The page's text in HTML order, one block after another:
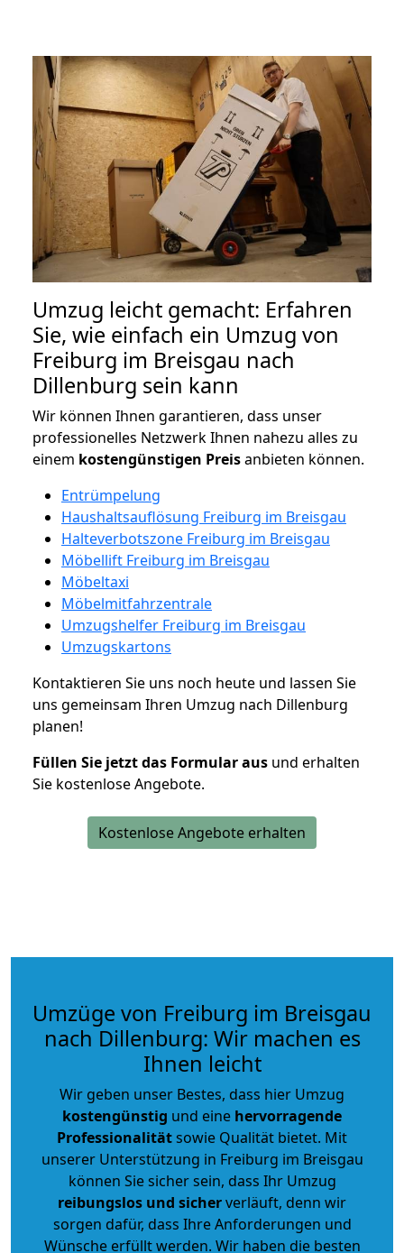
Umzug leicht gemacht: Erfahren
Sie, wie einfach ein Umzug von
Freiburg im Breisgau nach
Dillenburg sein kann
Wir können Ihnen garantieren, dass unser
professionelles Netzwerk Ihnen nahezu alles zu
einem kostengünstigen Preisanbieten können.
Entrümpelung
Haushaltsauflösung Freiburg im Breisgau
Halteverbotszone Freiburg im Breisgau
Möbellift Freiburg im Breisgau
Möbeltaxi
Möbelmitfahrzentrale
Umzugshelfer Freiburg im Breisgau
Umzugskartons
Kontaktieren Sie uns noch heute und lassen Sie
uns gemeinsam Ihren Umzug nach Dillenburg
planen!
Füllen Sie jetzt das Formular aus und erhalten
Sie kostenlose Angebote.
Kostenlose Angebote erhalten
Umzüge von Freiburg im Breisgau
nach Dillenburg: Wir machen es
Ihnen leicht
Wir geben unser Bestes, dass hier Umzug
kostengünstig und eine hervorragende
Professionalitätsowie Qualität bietet. Mit
unserer Unterstützung in Freiburg im Breisgau
können Sie sicher sein, dass Ihr Umzug
reibungslos und sicherverläuft, denn wir
sorgen dafür, dass Ihre Anforderungen und
Wünsche erfüllt werden. Wir haben die besten